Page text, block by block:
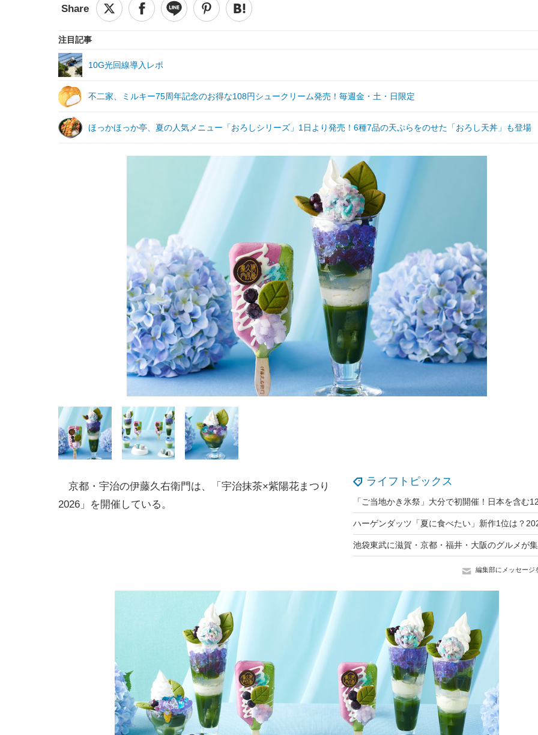
注目記事
10G光回線導入レポ
不二家、ミルキー75周年記念のお得な108円シュークリーム発売！毎週金・土・日限定
ほっかほっか亭、夏の人気メニュー「おろしシリーズ」1日より発売！6種7品の天ぷらをのせた「おろし天丼」も登場
ライフトピックス
編集部にメッセージ
京都・宇治の伊藤久右衛門は、「宇治抹茶×紫陽花まつり
2026」を開催している。